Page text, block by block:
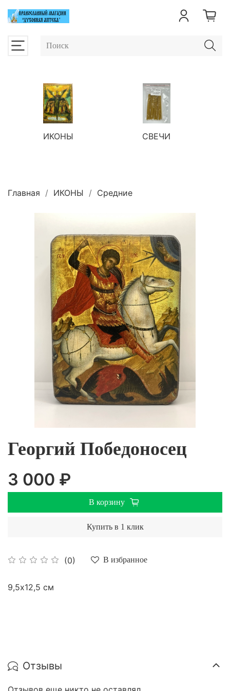
ИКОНЫ СВЕЧИ
Главная ИКОНЫ Средние
Георгий Победоносец
(0) В избранное
3 000 ₽
В корзину
Купить в 1 клик
9,5х12,5 см
Отзывы